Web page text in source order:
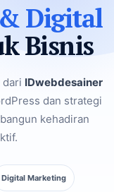
Digital
Bisnis
dari IDwebdesainer
dan strategi
kehadiran
Digital Marketing